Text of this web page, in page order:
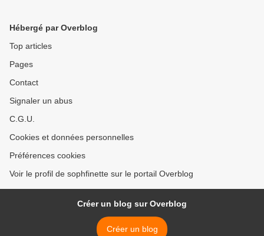
Hébergé par Overblog
Top articles
Pages
Contact
Signaler un abus
C.G.U.
Cookies et données personnelles
Préférences cookies
Voir le profil de sophfinette sur le portail Overblog
Créer un blog sur Overblog
Créer un blog